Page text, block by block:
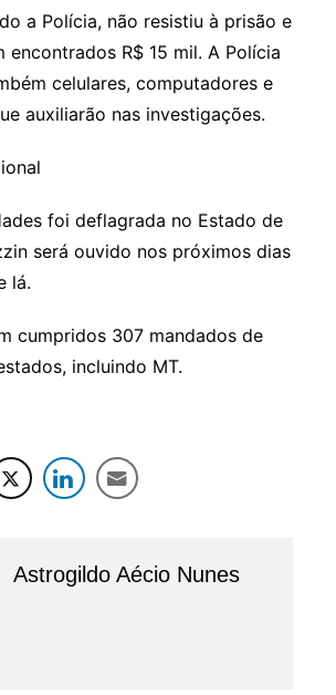
a Polícia, não resistiu à prisão e
encontrados R$ 15 mil. A Polícia
celulares, computadores e
auxiliarão nas investigações.
foi deflagrada no Estado de
será ouvido nos próximos dias
lá.
cumpridos 307 mandados de
incluindo MT.
Astrogildo Aécio Nunes